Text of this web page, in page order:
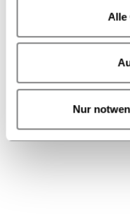
Alle
Nur